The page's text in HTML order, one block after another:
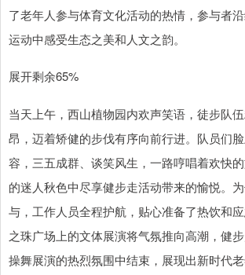
了老年人参与体育文化活动的热情，参与者
运动中感受生态之美和人文之韵。
展开剩余65%
当天上午，西山植物园内欢声笑语，徒步队
昂，迈着矫健的步伐有序向前行进。队员们
容，三五成群、谈笑风生，一路哼唱着欢快
的迷人秋色中尽享健步走活动带来的愉悦。
与，工作人员全程护航，贴心准备了热饮和
之珠广场上的文体展演将气氛推向高潮，健
操舞展演的热烈氛围中结束，展现出新时代